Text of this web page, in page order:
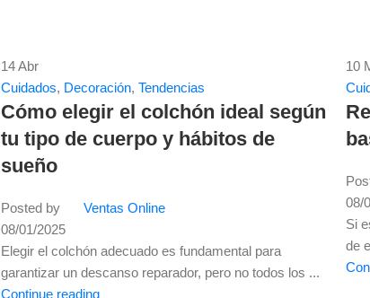
14Abr
Cuidados, Decoración, Tendencias
Cómo elegir el colchón ideal según
tu tipo de cuerpo y hábitos de
sueño
Posted by
Ventas Online
08/01/2025
Elegir el colchón adecuado es fundamental para
garantizar un descanso reparador, pero no todos los ...
Continue reading
10
08/
Si
de